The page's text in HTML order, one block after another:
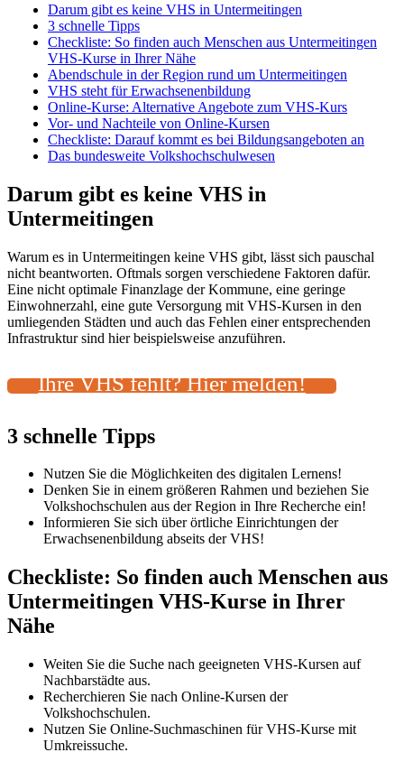
Darum gibt es keine VHS in Untermeitingen
3 schnelle Tipps
Checkliste: So finden auch Menschen aus Untermeitingen
VHS-Kurse in Ihrer Nähe
Abendschule in der Region rund um Untermeitingen
VHS steht für Erwachsenenbildung
Online-Kurse: Alternative Angebote zum VHS-Kurs
Vor- und Nachteile von Online-Kursen
Checkliste: Darauf kommt es bei Bildungsangeboten an
Das bundesweite Volkshochschulwesen
Darum gibt es keine VHS in
Untermeitingen
Warum es in Untermeitingen keine VHS gibt, lässt sich pauschal
nicht beantworten. Oftmals sorgen verschiedene Faktoren dafür.
Eine nicht optimale Finanzlage der Kommune, eine geringe
Einwohnerzahl, eine gute Versorgung mit VHS-Kursen in den
umliegenden Städten und auch das Fehlen einer entsprechenden
Infrastruktur sind hier beispielsweise anzuführen.
Ihre VHS fehlt? Hier melden!
3 schnelle Tipps
Nutzen Sie die Möglichkeiten des digitalen Lernens!
Denken Sie in einem größeren Rahmen und beziehen Sie
Volkshochschulen aus der Region in Ihre Recherche ein!
Informieren Sie sich über örtliche Einrichtungen der
Erwachsenenbildung abseits der VHS!
Checkliste: So finden auch Menschen aus
Untermeitingen VHS-Kurse in Ihrer
Nähe
Weiten Sie die Suche nach geeigneten VHS-Kursen auf
Nachbarstädte aus.
Recherchieren Sie nach Online-Kursen der
Volkshochschulen.
Nutzen Sie Online-Suchmaschinen für VHS-Kurse mit
Umkreissuche.